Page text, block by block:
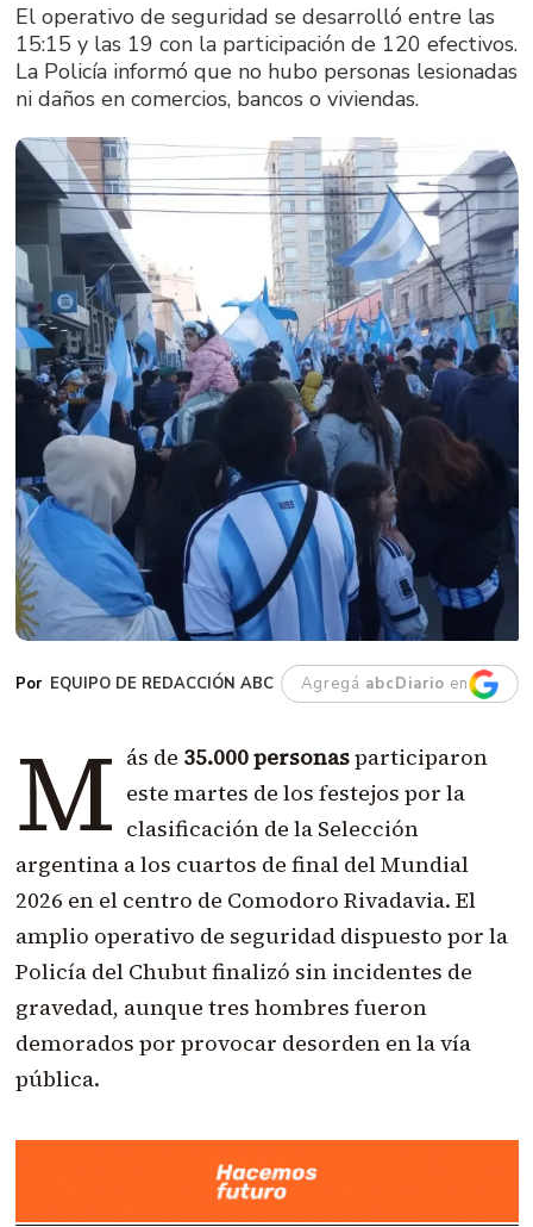
El operativo de seguridad se desarrolló entre las
15:15 y las 19 con la participación de 120 efectivos.
La Policía informó que no hubo personas lesionadas
ni daños en comercios, bancos o viviendas.
EQUIPO DE REDACCIÓN ABC Agregá abcDiario en
M ás de 35.000 personasparticiparon
este martes de los festejos por la
clasificación de la Selección
argentina a los cuartos de final del Mundial
2026 en el centro de Comodoro Rivadavia. El
amplio operativo de seguridad dispuesto por la
Policía del Chubut finalizó sin incidentes de
gravedad, aunque tres hombres fueron
demorados por provocar desorden en la vía
pública.